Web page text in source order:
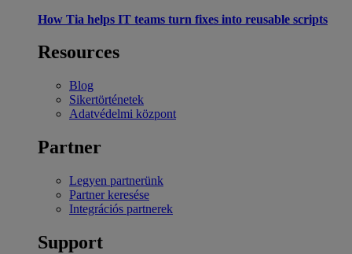
How Tia helps IT teams turn fixes into reusable scripts
Resources
Blog
Sikertörténetek
Adatvédelmi központ
Partner
Legyen partnerünk
Partner keresése
Integrációs partnerek
Support